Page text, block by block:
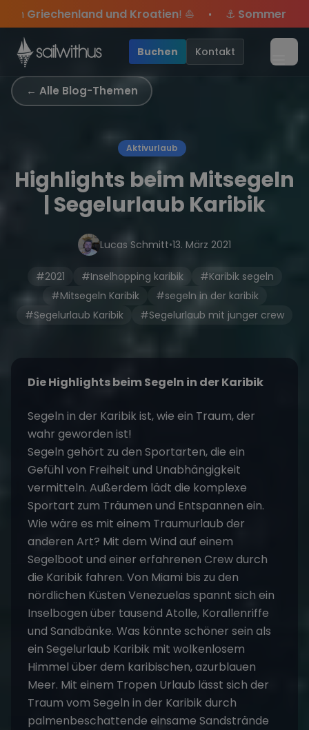
Skip to content
! ⛵ • ⚓Sommer-Special: Mit CodeYacht
Sichere Dir jetztDein Meilenbuch und Deine
Angebote mehr Sowie20€ Rabatt auf deinen ersten
dabei. Season Closing Party 2026!Die Saison
Buchen Kontakt
← Alle Blog-Themen
Aktivurlaub
Highlights beim Mitsegeln
| Segelurlaub Karibik
Lucas Schmitt•13. März 2021
#2021 #Inselhopping karibik
#Karibik segeln
#Mitsegeln Karibik
#segeln in der karibik
#Segelurlaub Karibik
#Segelurlaub mit junger crew
Die Highlights beimSegeln in der Karibik
Segeln in der Karibik ist, wie ein Traum, der
wahr geworden ist!
Segeln gehört zu den Sportarten, die ein
Gefühl von Freiheit und Unabhängigkeit
vermitteln. Außerdem lädt die komplexe
Sportart zum Träumen und Entspannen ein.
Wie wäre es mit einem Traumurlaub der
anderen Art? Mit dem Wind auf einem
Segelboot und einer erfahrenen Crew durch
die Karibik fahren. Von Miami bis zu den
nördlichen Küsten Venezuelas spannt sich ein
Inselbogen über tausend Atolle, Korallenriffe
und Sandbänke. Was könnte schöner sein als
ein Segelurlaub Karibik mit wolkenlosem
Himmel über dem karibischen, azurblauen
Meer. Mit einem Tropen Urlaub lässt sich der
Traum vom Segeln in der Karibik durch
palmenbeschattende einsame Sandstrände